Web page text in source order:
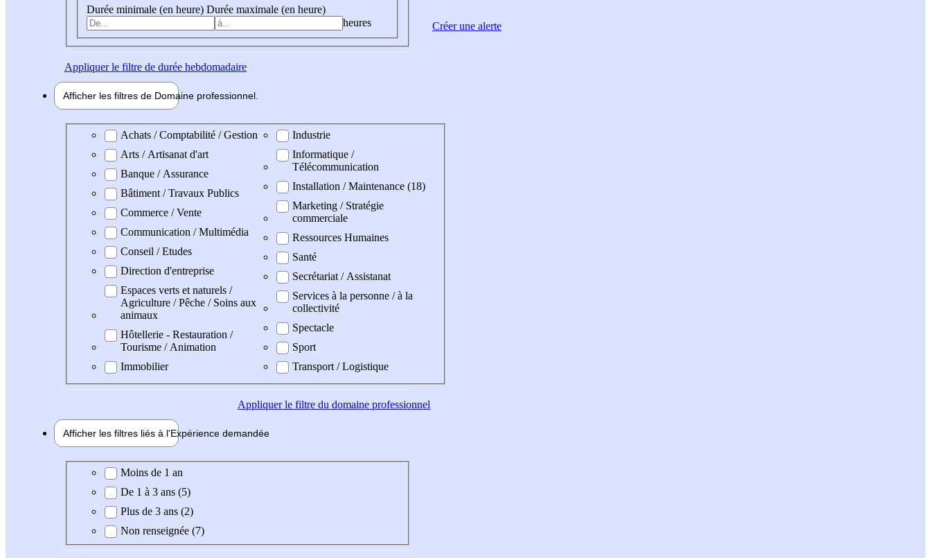
Durée minimale (en heure) Durée maximale (en heure)
heures
Appliquerle filtre de durée hebdomadaire
Afficher les filtres de Domaine professionnel
Domaine professionel
Achats / Comptabilité / Gestion
Arts / Artisanat d'art
Banque / Assurance
Bâtiment / Travaux Publics
Commerce / Vente
Communication / Multimédia
Conseil / Etudes
Direction d'entreprise
Espaces verts et naturels /
Agriculture / Pêche / Soins aux
animaux
Hôtellerie - Restauration /
Tourisme / Animation
Immobilier
Industrie
Informatique /
Télécommunication
Installation / Maintenance (18)
Marketing / Stratégie
commerciale
Ressources Humaines
Santé
Secrétariat / Assistanat
Services à la personne / à la
collectivité
Spectacle
Sport
Transport / Logistique
Appliquerle filtre du domaine professionnel
Afficher les filtres liés à l'Expérience demandée
Expérience demandée
Moins de 1 an
De 1 à 3 ans (5)
Plus de 3 ans (2)
Non renseignée (7)
Créer une alerte